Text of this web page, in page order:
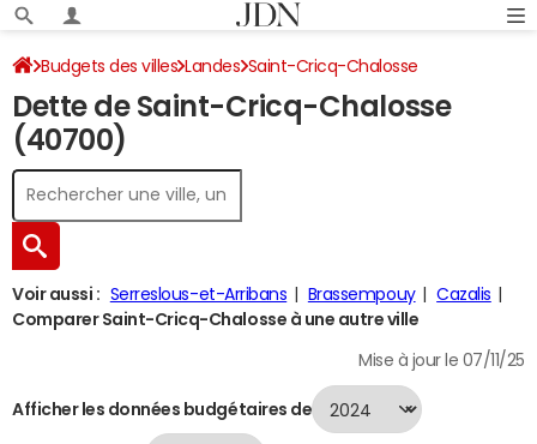
Budgets des villes Landes Saint-Cricq-Chalosse
Dette au 31/12/2024
Dette de Saint-Cricq-Chalosse
(40700)
Voir aussi : Serreslous-et-Arribans Brassempouy
Cazalis
Comparer Saint-Cricq-Chalosse à une autre ville
Mise à jour le 07/11/25
Afficher les données budgétaires de